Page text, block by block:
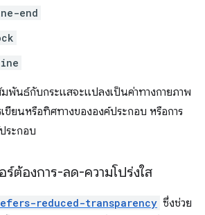
end
พันธ์กับกระแสจะแปลงเป็นค่าทางกายภาพ
ขียนหรือทิศทางขององค์ประกอบ หรือการ
ระกอบ
ต้องการ-ลด-ความโปร่งใส
reduced-transparency ซึ่งช่วย